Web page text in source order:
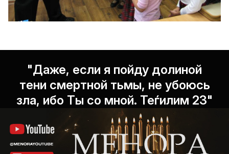
"Даже, если я пойду долиной
тени смертной тьмы, не убоюсь
зла, ибо Ты со мной. Теѓилим 23"